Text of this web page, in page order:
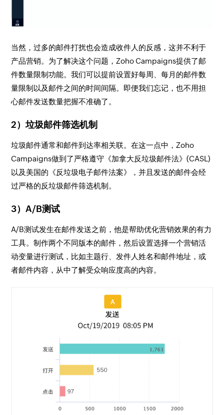
当然，过多的邮件打扰也会造成收件人的反感，这并不利于
产品营销。为了解决这个问题，Zoho Campaigns提供了邮
件数量限制功能。我们可以提前设置好每周、每月的邮件数
量限制以及邮件之间的时间间隔。即便我们忘记，也不用担
心邮件发送数量把握不准确了。
2）垃圾邮件筛选机制
垃圾邮件通常和邮件到达率相关联。在这一点中，Zoho
Campaigns做到了严格遵守《加拿大反垃圾邮件法》(CASL)
以及美国的《反垃圾电子邮件法案》，并且发送的邮件会经
过严格的反垃圾邮件筛选机制。
3）A/B测试
A/B测试发生在邮件发送之前，他是帮助优化营销效果的有力
工具。制作两个不同版本的邮件，然后设置选择一个营销活
动变量进行测试，比如主题行、发件人姓名和邮件地址，或
者邮件内容，从中了解受众响应度高的内容。